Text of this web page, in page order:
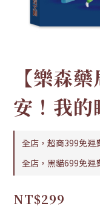
【樂森
安！我
全店，超商399免運
全店，黑貓699免運
NT$299